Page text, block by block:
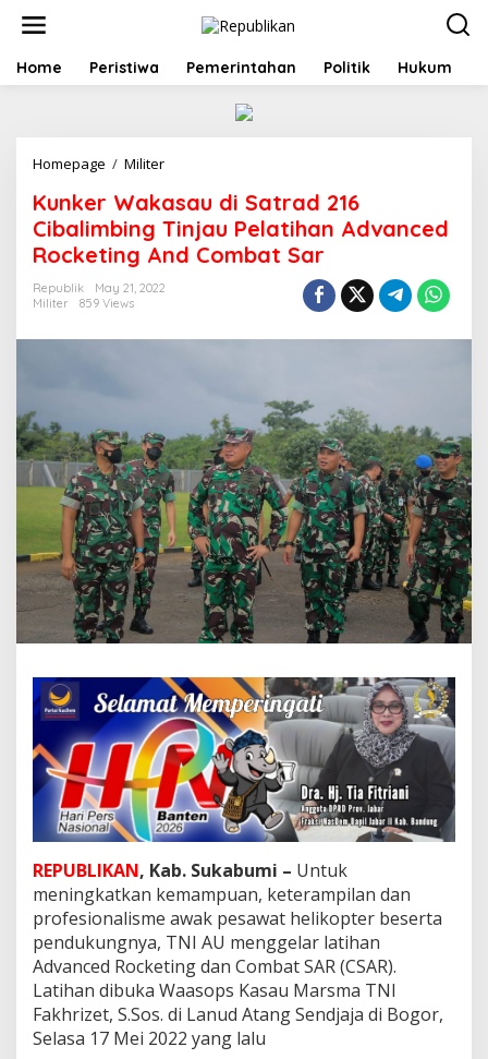
t
Home Peristiwa Pemerintahan Politik Hukum
Homepage / Militer
n
k
e
r
a
i
S
a
t
r
a
d
2
b
a
l
i
m
n
g
i
n
a
u
P
e
a
t
Kunker Wakasau di Satrad 216
Cibalimbing Tinjau Pelatihan Advanced
Rocketing And Combat Sar
Republik
May 21, 2022
Militer
859 Views
REPUBLIKAN, Kab. Sukabumi – Untuk
meningkatkan kemampuan, keterampilan dan
profesionalisme awak pesawat helikopter beserta
pendukungnya, TNI AU menggelar latihan
Advanced Rocketing dan Combat SAR (CSAR).
Latihan dibuka Waasops Kasau Marsma TNI
Fakhrizet, S.Sos. di Lanud Atang Sendjaja di Bogor,
Selasa 17 Mei 2022 yang lalu